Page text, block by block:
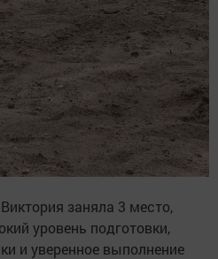
заняла 3 место,
уровень подготовки,
и уверенное выполнение